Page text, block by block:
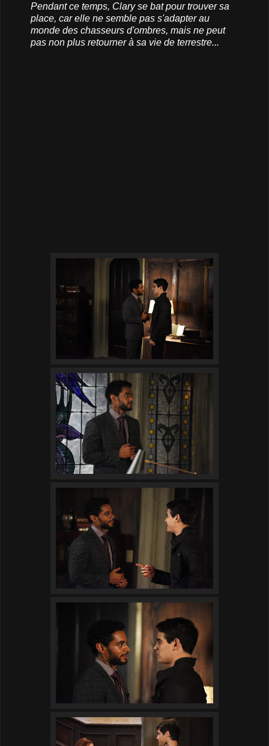
Pendant ce temps, Clary se bat pour trouver sa
place, car elle ne semble pas s'adapter au
monde des chasseurs d'ombres, mais ne peut
pas non plus retourner à sa vie de terrestre...